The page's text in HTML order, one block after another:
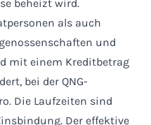
beheizt wird.
als auch
und
mit einem Kreditbetrag
bei der QNG-
Die Laufzeiten sind
Der effektive